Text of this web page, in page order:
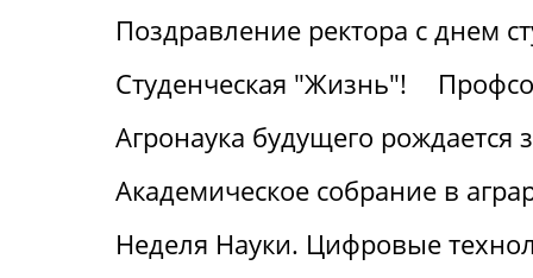
Поздравление ректора с днем
Студенческая "Жизнь"!
Агронаука будущего рождается
Академическое собрание в
Неделя Науки. Цифровые